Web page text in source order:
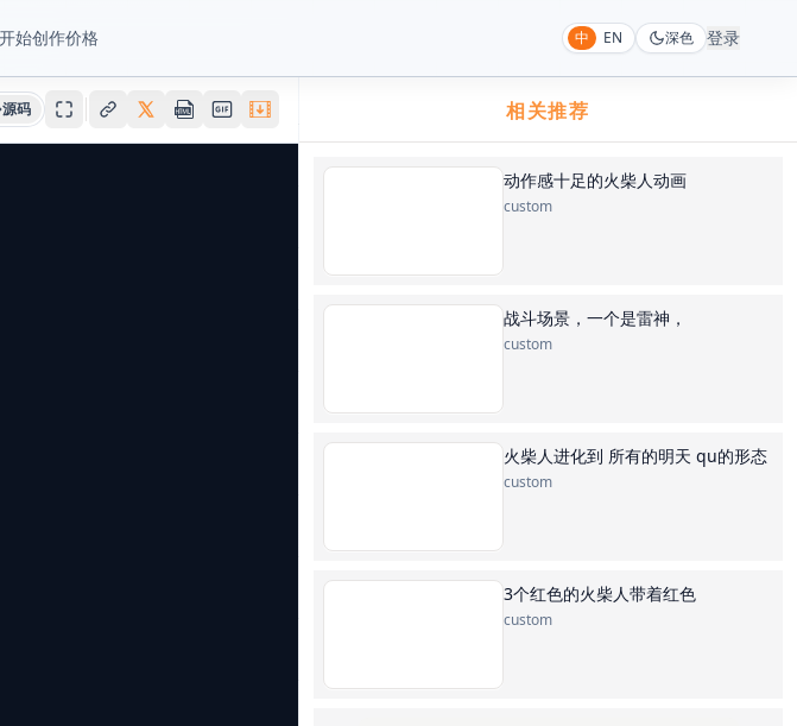
开始创作价格 中 EN 深色 登录
源码 相关推荐
动作感十足的火柴人动画
custom
战斗场景，一个是雷神，
custom
火柴人进化到 所有的明天 qu的形态
custom
3个红色的火柴人带着红色
custom